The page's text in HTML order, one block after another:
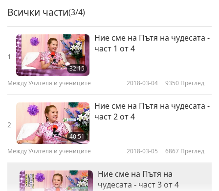
Всички части(3/4)
1
32:15
Ние сме на Пътя на чудесата -
част 1 от 4
Между Учителя и учениците 2018-03-04 9350 Преглед
2
40:51
Ние сме на Пътя на чудесата -
част 2 от 4
Между Учителя и учениците 2018-03-05 6867 Преглед
Ние сме на Пътя на
чудесата - част 3 от 4